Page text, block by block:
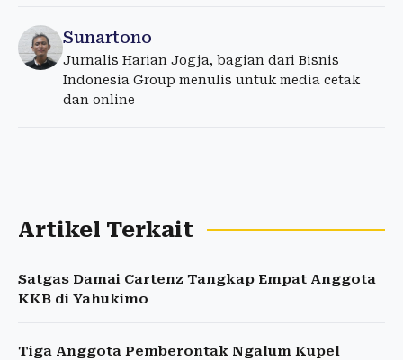
Sunartono
Jurnalis Harian Jogja, bagian dari Bisnis
Indonesia Group menulis untuk media cetak
dan online
Artikel Terkait
Satgas Damai Cartenz Tangkap Empat Anggota
KKB di Yahukimo
Tiga Anggota Pemberontak Ngalum Kupel